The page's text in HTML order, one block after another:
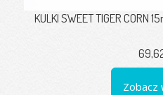
KULKI SWEET TIGER CORN
Zobacz